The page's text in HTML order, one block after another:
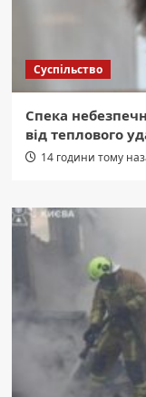
Суспільство
Спека
від теплового
14 години тому